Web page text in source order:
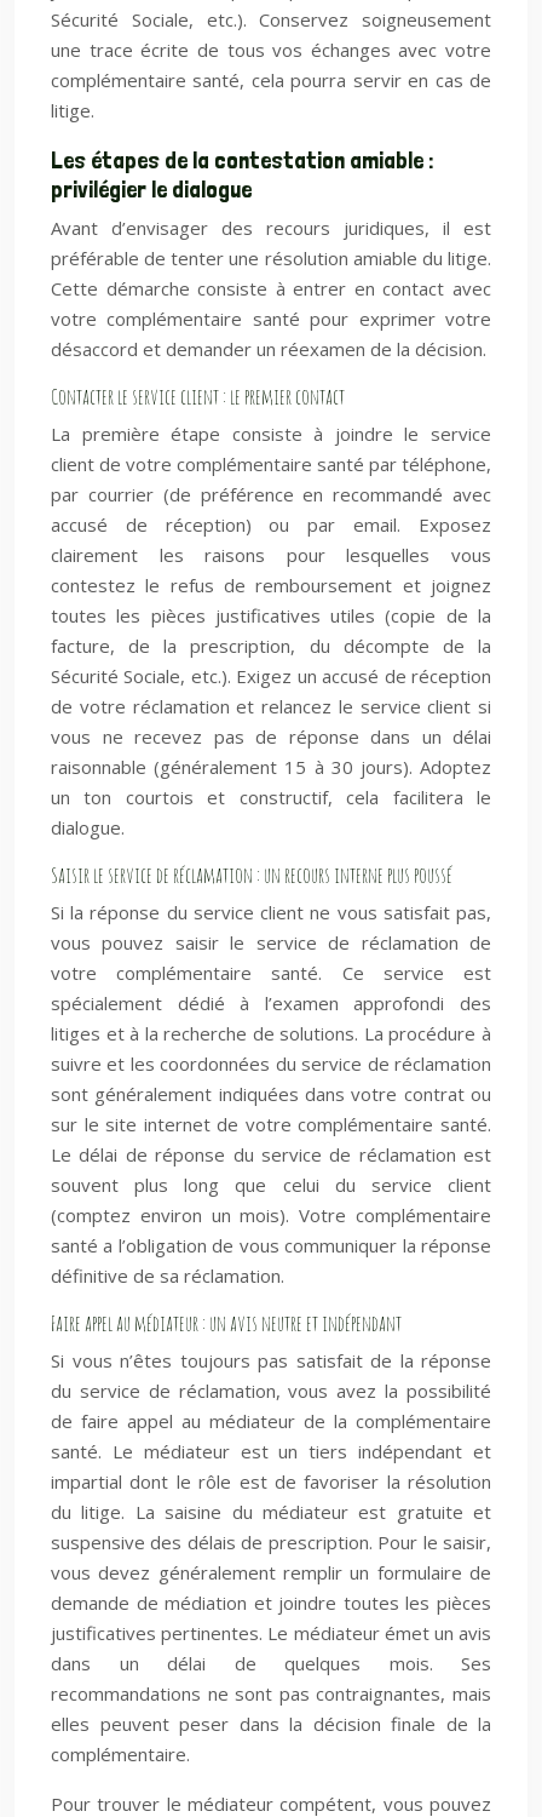
Sécurité Sociale, etc.). Conservez soigneusement
une trace écrite de tous vos échanges avec votre
complémentaire santé, cela pourra servir en cas de
litige.
Les étapes de la contestation amiable :
privilégier le dialogue
Avant d’envisager des recours juridiques, il est
préférable de tenter une résolution amiable du litige.
Cette démarche consiste à entrer en contact avec
votre complémentaire santé pour exprimer votre
désaccord et demander un réexamen de la décision.
Contacter le service client : le premier contact
La première étape consiste à joindre le service
client de votre complémentaire santé par téléphone,
par courrier (de préférence en recommandé avec
accusé de réception) ou par email. Exposez
clairement les raisons pour lesquelles vous
contestez le refus de remboursement et joignez
toutes les pièces justificatives utiles (copie de la
facture, de la prescription, du décompte de la
Sécurité Sociale, etc.). Exigez un accusé de réception
de votre réclamation et relancez le service client si
vous ne recevez pas de réponse dans un délai
raisonnable (généralement 15 à 30 jours). Adoptez
un ton courtois et constructif, cela facilitera le
dialogue.
Saisir le service de réclamation : un recours interne plus poussé
Si la réponse du service client ne vous satisfait pas,
vous pouvez saisir le service de réclamation de
votre complémentaire santé. Ce service est
spécialement dédié à l’examen approfondi des
litiges et à la recherche de solutions. La procédure à
suivre et les coordonnées du service de réclamation
sont généralement indiquées dans votre contrat ou
sur le site internet de votre complémentaire santé.
Le délai de réponse du service de réclamation est
souvent plus long que celui du service client
(comptez environ un mois). Votre complémentaire
santé a l’obligation de vous communiquer la réponse
définitive de sa réclamation.
Faire appel au médiateur : un avis neutre et indépendant
Si vous n’êtes toujours pas satisfait de la réponse
du service de réclamation, vous avez la possibilité
de faire appel au médiateur de la complémentaire
santé. Le médiateur est un tiers indépendant et
impartial dont le rôle est de favoriser la résolution
du litige. La saisine du médiateur est gratuite et
suspensive des délais de prescription. Pour le saisir,
vous devez généralement remplir un formulaire de
demande de médiation et joindre toutes les pièces
justificatives pertinentes. Le médiateur émet un avis
dans un délai de quelques mois. Ses
recommandations ne sont pas contraignantes, mais
elles peuvent peser dans la décision finale de la
complémentaire.
Pour trouver le médiateur compétent, vous pouvez